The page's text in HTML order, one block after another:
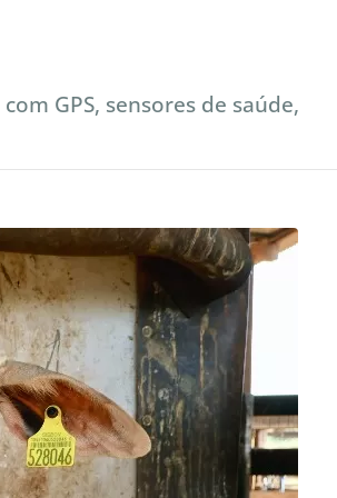
GPS, sensores de saúde,